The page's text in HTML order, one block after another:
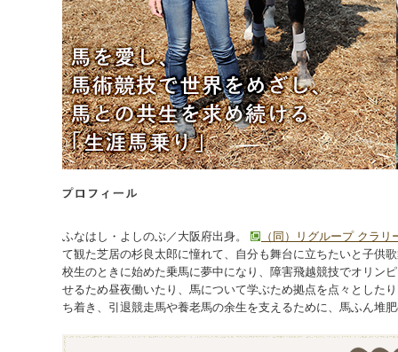
ふなはし・よしのぶ／大阪府出身。
（同）リグループ クラリ
て観た芝居の杉良太郎に憧れて、自分も舞台に立ちたいと子供
校生のときに始めた乗馬に夢中になり、障害飛越競技でオリン
せるため昼夜働いたり、馬について学ぶため拠点を点々とした
ち着き、引退競走馬や養老馬の余生を支えるために、馬ふん堆